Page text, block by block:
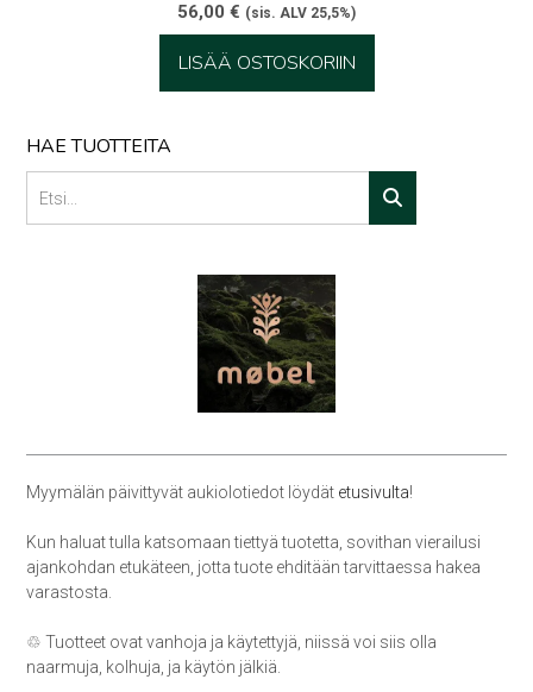
56,00 € (sis. ALV 25,5%)
LISÄÄ OSTOSKORIIN
HAE TUOTTEITA
Myymälän päivittyvät aukiolotiedot löydät etusivulta!
Kun haluat tulla katsomaan tiettyä tuotetta, sovithan vierailusi
ajankohdan etukäteen, jotta tuote ehditään tarvittaessa hakea
varastosta.
♲ Tuotteet ovat vanhoja ja käytettyjä, niissä voi siis olla
naarmuja, kolhuja, ja käytön jälkiä.